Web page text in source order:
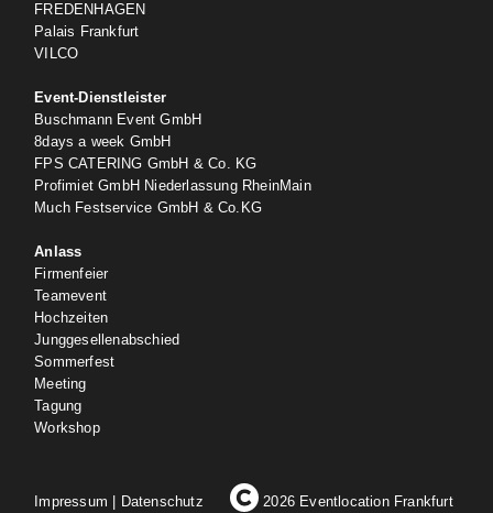
FREDENHAGEN
Palais Frankfurt
VILCO
Event-Dienstleister
Buschmann Event GmbH
8days a week GmbH
FPS CATERING GmbH & Co. KG
Profimiet GmbH Niederlassung RheinMain
Much Festservice GmbH & Co.KG
Anlass
Firmenfeier
Teamevent
Hochzeiten
Junggesellenabschied
Sommerfest
Meeting
Tagung
Workshop
Impressum Datenschutz 2026 Eventlocation Frankfurt